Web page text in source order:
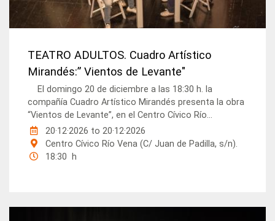
TEATRO ADULTOS. Cuadro Artístico
Mirandés:” Vientos de Levante"
El domingo 20 de diciembre a las 18:30 h. la
compañía Cuadro Artístico Mirandés presenta la obra
“Vientos de Levante”, en el Centro Cívico Río...
20·12·2026 to20·12·2026
Centro Cívico Río Vena (C/ Juan de Padilla, s/n).
18:30 h